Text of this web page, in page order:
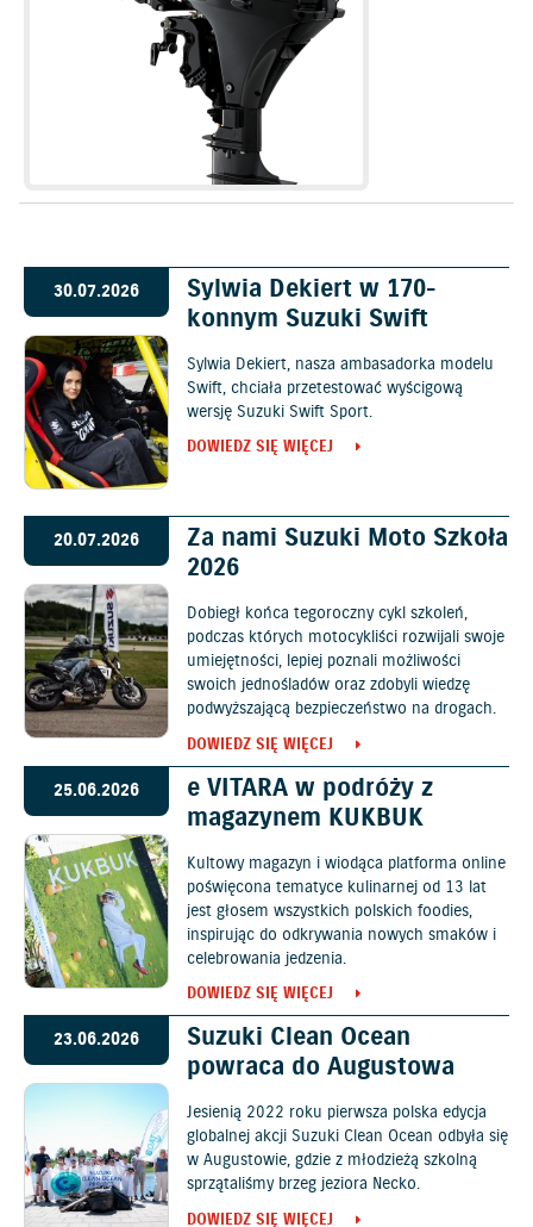
30.07.2026
Sylwia Dekiert w 170-
konnym Suzuki Swift
Sylwia Dekiert, nasza ambasadorka modelu
Swift, chciała przetestować wyścigową
wersję Suzuki Swift Sport.
DOWIEDZ SIĘ WIĘCEJ
20.07.2026
Za nami Suzuki Moto Szkoła
2026
Dobiegł końca tegoroczny cykl szkoleń,
podczas których motocykliści rozwijali swoje
umiejętności, lepiej poznali możliwości
swoich jednośladów oraz zdobyli wiedzę
podwyższającą bezpieczeństwo na drogach.
DOWIEDZ SIĘ WIĘCEJ
25.06.2026
e VITARA w podróży z
magazynem KUKBUK
Kultowy magazyn i wiodąca platforma online
poświęcona tematyce kulinarnej od 13 lat
jest głosem wszystkich polskich foodies,
inspirując do odkrywania nowych smaków i
celebrowania jedzenia.
DOWIEDZ SIĘ WIĘCEJ
23.06.2026
Suzuki Clean Ocean
powraca do Augustowa
Jesienią 2022 roku pierwsza polska edycja
globalnej akcji Suzuki Clean Ocean odbyła się
w Augustowie, gdzie z młodzieżą szkolną
sprzątaliśmy brzeg jeziora Necko.
DOWIEDZ SIĘ WIĘCEJ